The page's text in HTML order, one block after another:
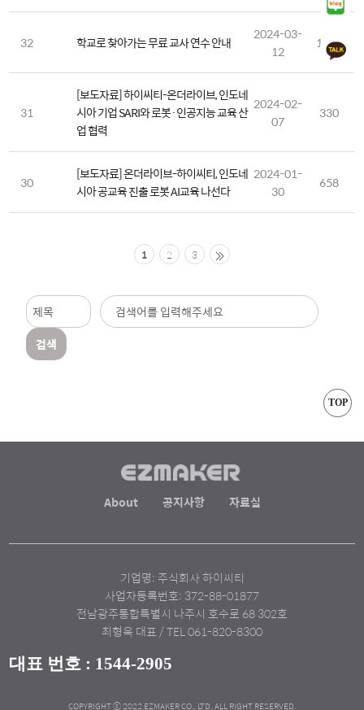
32 학교로 찾아가는 무료 교사 연수 안내
2024-03-
12
1222
31
[보도자료] 하이씨티-온더라이브, 인도네
시아 기업 SARI와 로봇·인공지능 교육 산
업 협력
2024-02-
07
330
30
[보도자료] 온더라이브-하이씨티, 인도네
시아 공교육 진출 로봇 AI교육 나선다
2024-01-
30
658
1 2 3
검색
TOP
About 공지사항 자료실
기업명: 주식회사 하이씨티
사업자등록번호: 372-88-01877
전남광주통합특별시 나주시 호수로 68 302호
최형욱 대표 / TEL 061-820-8300
대표 번호 : 1544-2905
COPYRIGHT ⓒ 2022 EZMAKER CO., LTD. ALL RIGHT RESERVED.